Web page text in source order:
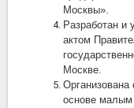
Москвы».
Разработан и
актом
Москве.
основе малым